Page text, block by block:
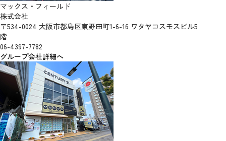
マックス・フィールド
株式会社
〒534-0024 大阪市都島区東野田町1-6-16 ワタヤコスモスビル5
階
06-4397-7782
グループ会社詳細へ